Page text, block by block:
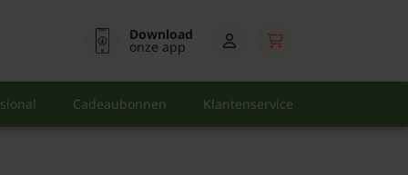
Download
onze app
Cadeaubonnen Klantenservice